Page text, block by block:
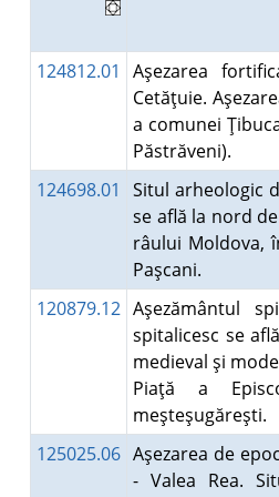
124812.01
Aşezarea
Cetăţuie.
a comunei
Păstrăveni).
124698.01
Situl arheologic
se află la nord
râului Moldova,
Paşcani.
120879.12 Aşezământul
spitalicesc se
medieval şi
Piaţă a
meşteşugăreşti.
125025.06 Aşezarea de
- Valea Rea.